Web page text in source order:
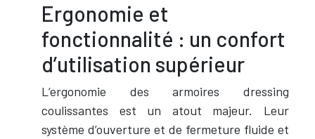
Ergonomie et
fonctionnalité : un confort
d’utilisation supérieur
L’ergonomie des armoires dressing
coulissantes est un atout majeur. Leur
système d’ouverture et de fermeture fluide et